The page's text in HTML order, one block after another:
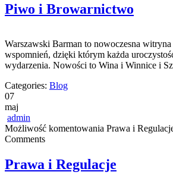
Piwo i Browarnictwo
Warszawski Barman to nowoczesna
wspomnień, dzięki którym każda
wydarzenia. Nowości to Wina i Winnice i
Categories: Blog
07
maj
admin
Możliwość komentowania Prawa i
Comments
Prawa i Regulacje